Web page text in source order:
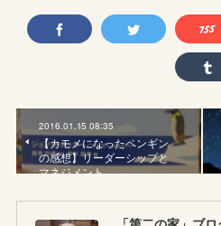
2016.01.15 08:35
【カモメになったペンギン
の感想】リーダーシップと
マネジメント